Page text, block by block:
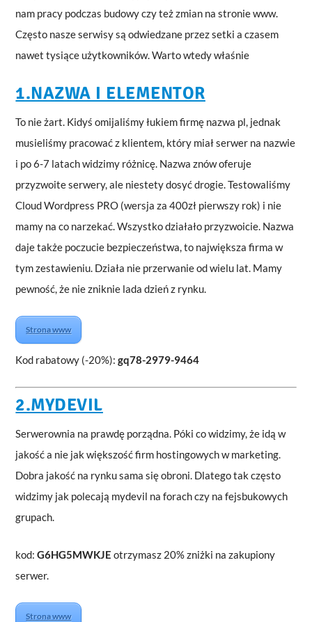
nam pracy podczas budowy czy też zmian na stronie www.
Często nasze serwisy są odwiedzane przez setki a czasem
nawet tysiące użytkowników. Warto wtedy właśnie
1.NAZWA I ELEMENTOR
To nie żart. Kidyś omijaliśmy łukiem firmę nazwa pl, jednak
musieliśmy pracować z klientem, który miał serwer na nazwie
i po 6-7 latach widzimy różnicę. Nazwa znów oferuje
przyzwoite serwery, ale niestety dosyć drogie. Testowaliśmy
Cloud Wordpress PRO (wersja za 400zł pierwszy rok) i nie
mamy na co narzekać. Wszystko działało przyzwoicie. Nazwa
daje także poczucie bezpieczeństwa, to największa firma w
tym zestawieniu. Działa nie przerwanie od wielu lat. Mamy
pewność, że nie zniknie lada dzień z rynku.
Strona www
Kod rabatowy (-20%):gq78-2979-9464
2.MYDEVIL
Serwerownia na prawdę porządna. Póki co widzimy, że idą w
jakość a nie jak większość firm hostingowych w marketing.
Dobra jakość na rynku sama się obroni. Dlatego tak często
widzimy jak polecają mydevil na forach czy na fejsbukowych
grupach.
kod:G6HG5MWKJE otrzymasz 20% zniżki na zakupiony
serwer.
Strona www